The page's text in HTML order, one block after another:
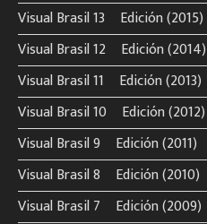
Visual Brasil 13º Edición (2015)
Visual Brasil 12º Edición (2014)
Visual Brasil 11º Edición (2013)
Visual Brasil 10º Edición (2012)
Visual Brasil 9º Edición (2011)
Visual Brasil 8º Edición (2010)
Visual Brasil 7º Edición (2009)